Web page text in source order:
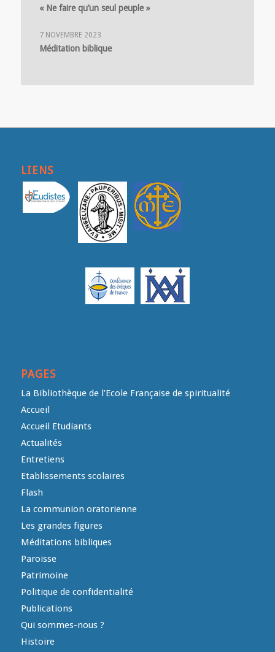
« Ne faire qu’un seul peuple »
7 NOVEMBRE 2023
Méditation biblique
LIENS
PAGES
La Bibliothèque de l’Ecole Française de spiritualité
Accueil
Accueil Etudiants
Actualités
Entretiens
Etablissements scolaires
Flash
La communion oratorienne
Les grandes figures
Méditations bibliques
Paroisse
Patrimoine
Politique de confidentialité
Publications
Qui sommes-nous ?
Histoire